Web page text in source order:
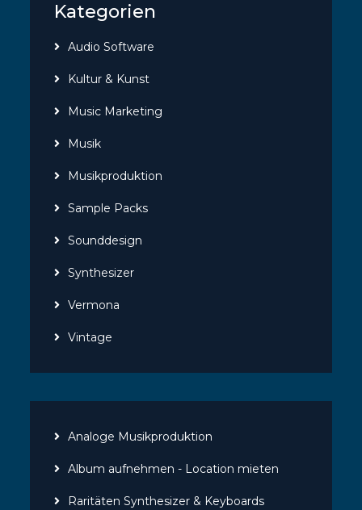
Kategorien
Audio Software
Kultur & Kunst
Music Marketing
Musik
Musikproduktion
Sample Packs
Sounddesign
Synthesizer
Vermona
Vintage
Analoge Musikproduktion
Album aufnehmen - Location mieten
Raritäten Synthesizer & Keyboards